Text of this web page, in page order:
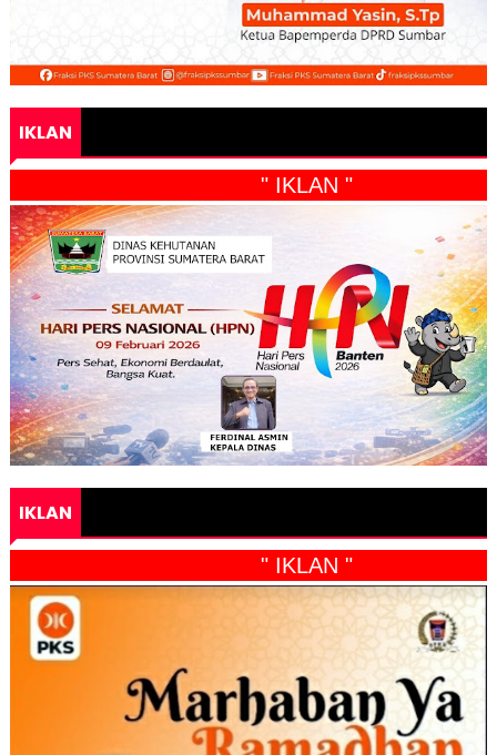
IKLAN
" IKLAN "
IKLAN
" IKLAN "